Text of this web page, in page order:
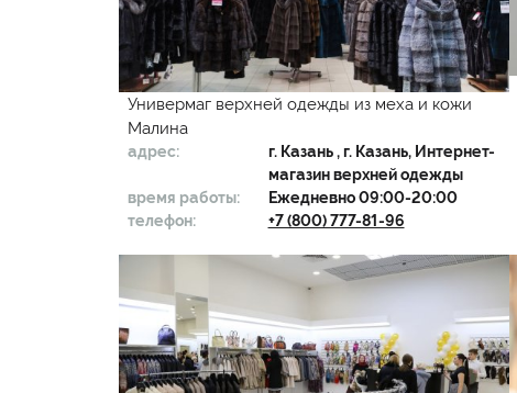
Универмаг верхней одежды из меха и кожи
Малина
адрес: г. Казань , г. Казань, Интернет-
магазин верхней одежды
время работы:
Ежедневно 09:00-20:00
телефон:
+7 (800) 777-81-96